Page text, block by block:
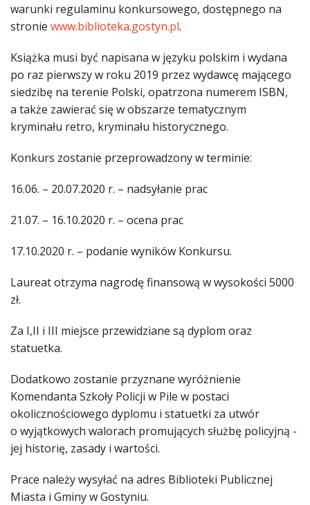
warunki regulaminu konkursowego, dostępnego na
stronie www.biblioteka.gostyn.pl.
Książka musi być napisana w języku polskim i wydana
po raz pierwszy w roku 2019 przez wydawcę mającego
siedzibę na terenie Polski, opatrzona numerem ISBN,
a także zawierać się w obszarze tematycznym
kryminału retro, kryminału historycznego.
Konkurs zostanie przeprowadzony w terminie:
16.06. – 20.07.2020 r. – nadsyłanie prac
21.07. – 16.10.2020 r. – ocena prac
17.10.2020 r. – podanie wyników Konkursu.
Laureat otrzyma nagrodę finansową w wysokości 5000
zł.
Za I,II i III miejsce przewidziane są dyplom oraz
statuetka.
Dodatkowo zostanie przyznane wyróżnienie
Komendanta Szkoły Policji w Pile w postaci
okolicznościowego dyplomu i statuetki za utwór
o wyjątkowych walorach promujących służbę policyjną -
jej historię, zasady i wartości.
Prace należy wysyłać na adres Biblioteki Publicznej
Miasta i Gminy w Gostyniu.